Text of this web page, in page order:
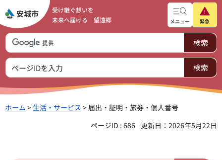
受け継ぐ想いを
未来へ届ける 望遠郷
メニュー 緊急
ホーム > 生活・サービス > 届出・証明・旅券・個人番号
ページID : 686 更新日：2026年5月22日